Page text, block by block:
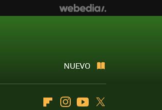
NUEVO
FlipboardInstagramYoutube